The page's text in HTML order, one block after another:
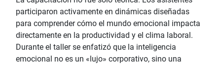
participaron activamente en dinámicas diseñadas
para comprender cómo el mundo emocional impacta
directamente en la productividad y el clima laboral.
Durante el taller se enfatizó que la inteligencia
emocional no es un «lujo» corporativo, sino una